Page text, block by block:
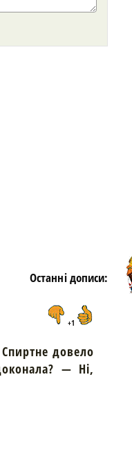
Останні дописи:
+1
довело
— Ні,